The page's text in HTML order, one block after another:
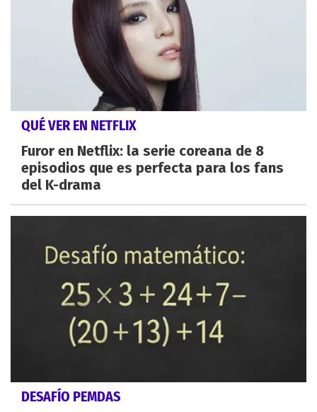
QUÉ VER EN NETFLIX
Furor en Netflix: la serie coreana de 8
episodios que es perfecta para los fans
del K-drama
DESAFÍO PEMDAS